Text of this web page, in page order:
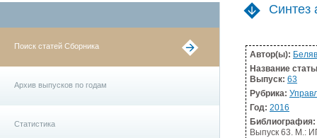
Поиск статей Сборника
Архив выпусков по годам
Статистика
Синтез
Автор(ы):
Название
Выпуск: 63
Рубрика:
Год: 2016
Библиография:
Выпуск 63. М.: